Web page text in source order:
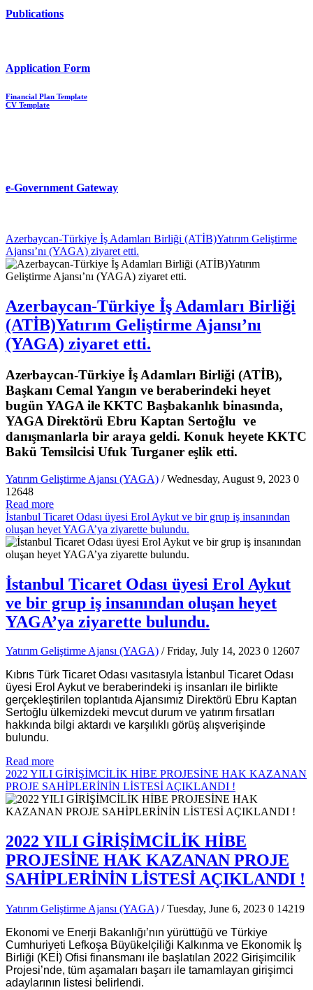
Publications
Application Form
Financial Plan Template
CV Template
e-Government Gateway
Azerbaycan-Türkiye İş Adamları Birliği (ATİB)Yatırım Geliştirme
Ajansı’nı (YAGA) ziyaret etti.
Azerbaycan-Türkiye İş Adamları Birliği
(ATİB)Yatırım Geliştirme Ajansı’nı
(YAGA) ziyaret etti.
Azerbaycan-Türkiye İş Adamları Birliği (ATİB),
Başkanı Cemal Yangın ve beraberindeki heyet
bugün YAGA ile KKTC Başbakanlık binasında,
YAGA Direktörü Ebru Kaptan Sertoğlu ve
danışmanlarla bir araya geldi. Konuk heyete KKTC
Bakü Temsilcisi Ufuk Turganer eşlik etti.
Yatırım Geliştirme Ajansı (YAGA) / Wednesday, August 9, 2023 0
12648
Read more
İstanbul Ticaret Odası üyesi Erol Aykut ve bir grup iş insanından
oluşan heyet YAGA’ya ziyarette bulundu.
İstanbul Ticaret Odası üyesi Erol Aykut
ve bir grup iş insanından oluşan heyet
YAGA’ya ziyarette bulundu.
Yatırım Geliştirme Ajansı (YAGA) / Friday, July 14, 2023 0 12607
Kıbrıs Türk Ticaret Odası vasıtasıyla İstanbul Ticaret Odası
üyesi Erol Aykut ve beraberindeki iş insanları ile birlikte
gerçekleştirilen toplantıda Ajansımız Direktörü Ebru Kaptan
Sertoğlu ülkemizdeki mevcut durum ve yatırım fırsatları
hakkında bilgi aktardı ve karşılıklı görüş alışverişinde
bulundu.
Read more
2022 YILI GİRİŞİMCİLİK HİBE PROJESİNE HAK KAZANAN
PROJE SAHİPLERİNİN LİSTESİ AÇIKLANDI !
2022 YILI GİRİŞİMCİLİK HİBE
PROJESİNE HAK KAZANAN PROJE
SAHİPLERİNİN LİSTESİ AÇIKLANDI !
Yatırım Geliştirme Ajansı (YAGA) / Tuesday, June 6, 2023 0 14219
Ekonomi ve Enerji Bakanlığı’nın yürüttüğü ve Türkiye
Cumhuriyeti Lefkoşa Büyükelçiliği Kalkınma ve Ekonomik İş
Birliği (KEİ) Ofisi finansmanı ile başlatılan 2022 Girişimcilik
Projesi’nde, tüm aşamaları başarı ile tamamlayan girişimci
adaylarının listesi belirlendi.